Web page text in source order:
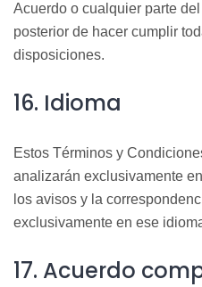
Acuerdo o cualquier parte
posterior de hacer cumplir
disposiciones.
16. Idioma
Estos Términos y
analizarán exclusivamente
los avisos y la
exclusivamente en ese
17. Acuerdo